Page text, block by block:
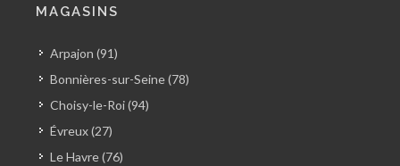
MAGASINS
Arpajon (91)
Bonnières-sur-Seine (78)
Choisy-le-Roi (94)
Évreux (27)
Le Havre (76)